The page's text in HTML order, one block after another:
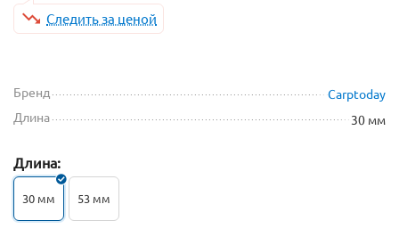
Следить за ценой
Бренд
Carptoday
Длина
30 мм
Длина:
30 мм 53 мм